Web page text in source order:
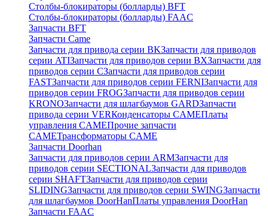
Столбы-блокираторы (болларды) BFT
Столбы-блокираторы (болларды) FAAC
Запчасти BFT
Запчасти Came
Запчасти для привода серии BKЗапчасти для приводов
серии ATIЗапчасти для приводов серии BXЗапчасти для
приводов серии CЗапчасти для приводов серии
FASTЗапчасти для приводов серии FERNIЗапчасти для
приводов серии FROGЗапчасти для приводов серии
KRONOЗапчасти для шлагбаумов GARDЗапчасти
привода серии VERКонденсаторы CAMEПлаты
управления CAMEПрочие запчасти
CAMEТрансформаторы CAME
Запчасти Doorhan
Запчасти для приводов серии ARMЗапчасти для
приводов серии SECTIONALЗапчасти для приводов
серии SHAFTЗапчасти для приводов серии
SLIDINGЗапчасти для приводов серии SWINGЗапчасти
для шлагбаумов DoorHanПлаты управления DoorHan
Запчасти FAAC